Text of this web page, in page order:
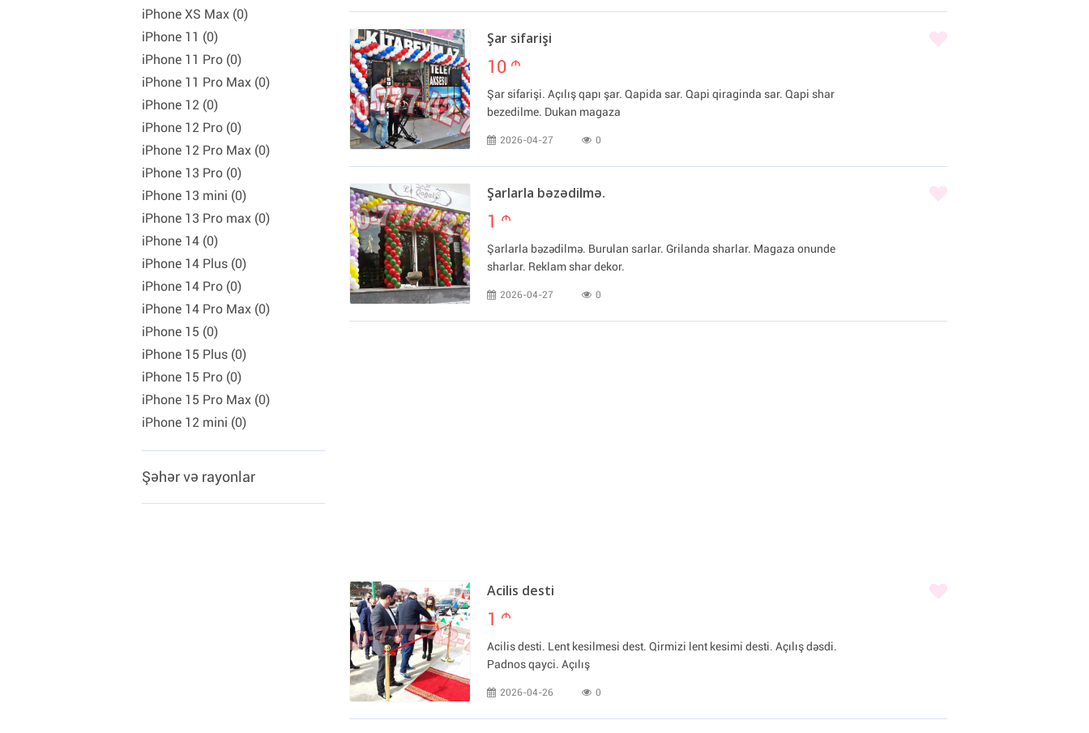
iPhone XS Max (0)
iPhone 11 (0)
iPhone 11 Pro (0)
iPhone 11 Pro Max (0)
iPhone 12 (0)
iPhone 12 Pro (0)
iPhone 12 Pro Max (0)
iPhone 13 Pro (0)
iPhone 13 mini (0)
iPhone 13 Pro max (0)
iPhone 14 (0)
iPhone 14 Plus (0)
iPhone 14 Pro (0)
iPhone 14 Pro Max (0)
iPhone 15 (0)
iPhone 15 Plus (0)
iPhone 15 Pro (0)
iPhone 15 Pro Max (0)
iPhone 12 mini (0)
Şəhər və rayonlar
Şar sifarişi
10 m
Şar sifarişi. Açılış qapı şar. Qapida sar. Qapi qiraginda sar. Qapi shar
bezedilme. Dukan magaza
2026-04-27 0
Şarlarla bəzədilmə.
1 m
Şarlarla bəzədilmə. Burulan sarlar. Grilanda sharlar. Magaza onunde
sharlar. Reklam shar dekor.
2026-04-27 0
Acilis desti
1 m
Acilis desti. Lent kesilmesi dest. Qirmizi lent kesimi desti. Açılış dəsdi.
Padnos qayci. Açılış
2026-04-26 0